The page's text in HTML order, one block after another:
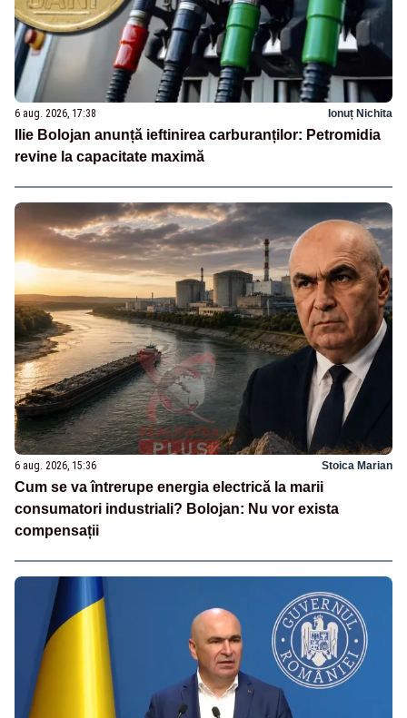
6 aug. 2026, 17:38 Ionuț Nichita
Ilie Bolojan anunță ieftinirea carburanților: Petromidia
revine la capacitate maximă
6 aug. 2026, 15:36 Stoica Marian
Cum se va întrerupe energia electrică la marii
consumatori industriali? Bolojan: Nu vor exista
compensații